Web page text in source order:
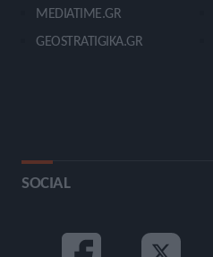
MEDIATIME.GR
GEOSTRATIGIKA.GR
SOCIAL